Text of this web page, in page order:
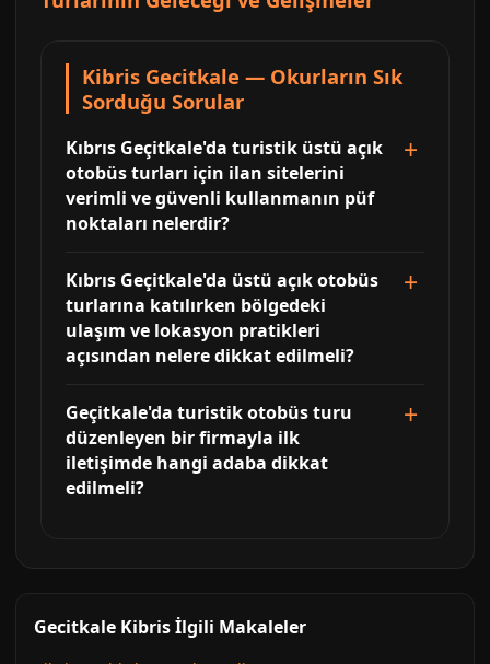
Kibris Gecitkale — Okurların Sık
Sorduğu Sorular
Kıbrıs Geçitkale'da turistik üstü açık
otobüs turları için ilan sitelerini
verimli ve güvenli kullanmanın püf
noktaları nelerdir?
Kıbrıs Geçitkale'da üstü açık otobüs
turlarına katılırken bölgedeki
ulaşım ve lokasyon pratikleri
açısından nelere dikkat edilmeli?
Geçitkale'da turistik otobüs turu
düzenleyen bir firmayla ilk
iletişimde hangi adaba dikkat
edilmeli?
Gecitkale Kibris İlgili Makaleler